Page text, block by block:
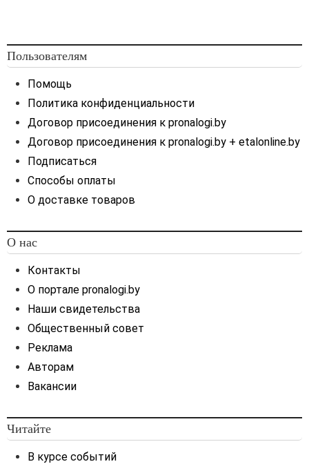
Пользователям
Помощь
Политика конфиденциальности
Договор присоединения к pronalogi.by
Договор присоединения к pronalogi.by + etalonline.by
Подписаться
Способы оплаты
О доставке товаров
О нас
Контакты
О портале pronalogi.by
Наши свидетельства
Общественный совет
Реклама
Авторам
Вакансии
Читайте
В курсе событий